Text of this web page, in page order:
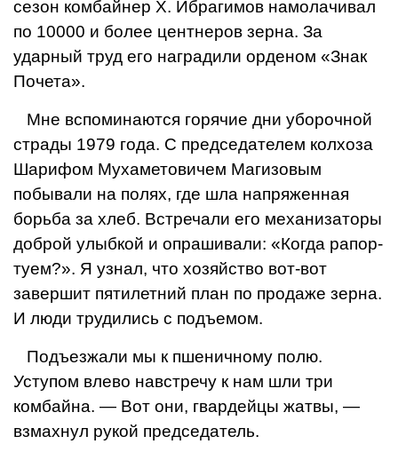
сезон комбайнер X. Ибрагимов намолачивал
по 10000 и более центнеров зерна. За
ударный труд его наградили орденом «Знак
Почета».
Мне вспоминаются горячие дни убо­рочной
страды 1979 года. С председа­телем колхоза
Шарифом Мухаметовичем Магизовым
побывали на полях, где шла напряженная
борьба за хлеб. Встречали его механизаторы
доброй улыбкой и опрашивали: «Когда рапор­
туем?». Я узнал, что хозяйство вот-вот
завершит пятилетний план по продаже зерна.
И люди трудились с подъе­мом.
Подъезжали мы к пшеничному по­лю.
Уступом влево навстречу к нам шли три
комбайна. — Вот они, гвардейцы жатвы, —
взмахнул рукой председатель.